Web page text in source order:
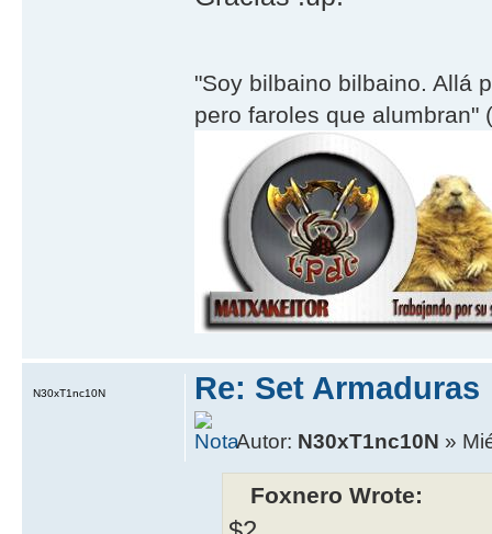
"Soy bilbaino bilbaino. Allá
pero faroles que alumbran"
Re: Set Armaduras
Autor: N30xT1nc10N »
Foxnero Wrote:
N30xT1nc10N